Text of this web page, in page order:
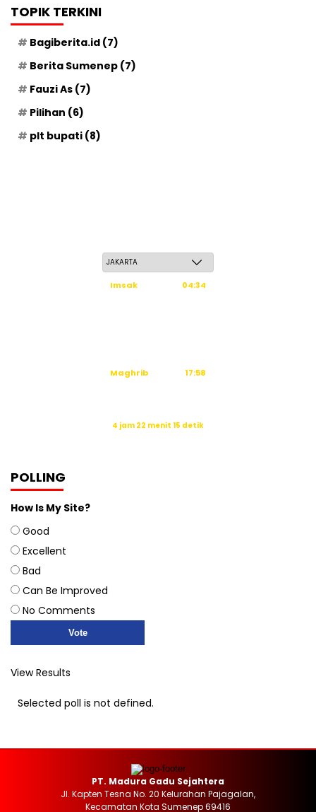
TOPIK TERKINI
Bagiberita.id (7)
Berita Sumenep (7)
Fauzi As (7)
Pilihan (6)
plt bupati (8)
Imsak
04:34
Maghrib
17:58
4 jam 22 menit 14 detik
POLLING
How Is My Site?
Good
Excellent
Bad
Can Be Improved
No Comments
View Results
Selected poll is not defined.
PT. Madura Gadu Sejahtera
Jl. Kapten Tesna No. 20 Kelurahan Pajagalan,
Kecamatan Kota Sumenep 69416